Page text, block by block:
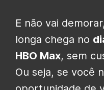
E não vai
longa chega no
HBO Max, sem
Ou seja, se você